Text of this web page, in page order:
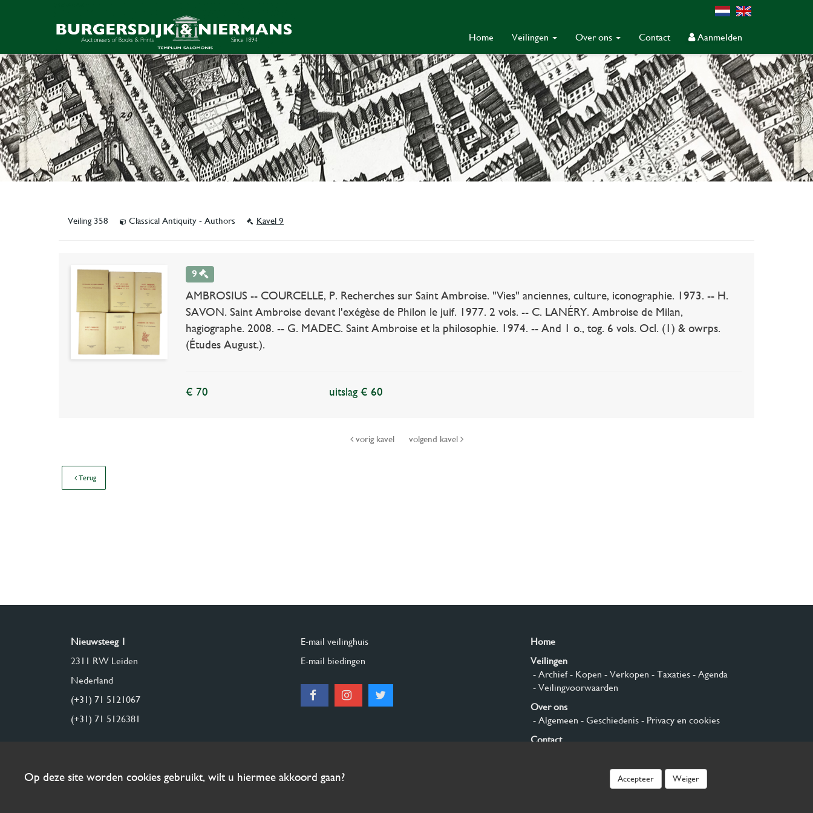
Home Veilingen Over ons Contact Aanmelden
Veiling 358 Classical Antiquity - Authors Kavel 9
9
AMBROSIUS -- COURCELLE, P. Recherches sur Saint Ambroise. "Vies" anciennes, culture, iconographie. 1973. -- H.
SAVON. Saint Ambroise devant l'exégèse de Philon le juif. 1977. 2 vols. -- C. LANÉRY. Ambroise de Milan,
hagiographe. 2008. -- G. MADEC. Saint Ambroise et la philosophie. 1974. -- And 1 o., tog. 6 vols. Ocl. (1) & owrps.
(Études August.).
€ 70 uitslag € 60
vorig kavel volgend kavel
Terug
Nieuwsteeg 1
2311 RW Leiden
Nederland
(+31) 71 5121067
(+31) 71 5126381
E-mail veilinghuis
E-mail biedingen
Home
Veilingen
- Archief- Kopen - Verkopen - Taxaties- Agenda
- Veilingvoorwaarden
Over ons
- Algemeen - Geschiedenis- Privacy en cookies
Contact
Op deze site worden cookies gebruikt, wilt u hiermee akkoord gaan? Accepteer Weiger